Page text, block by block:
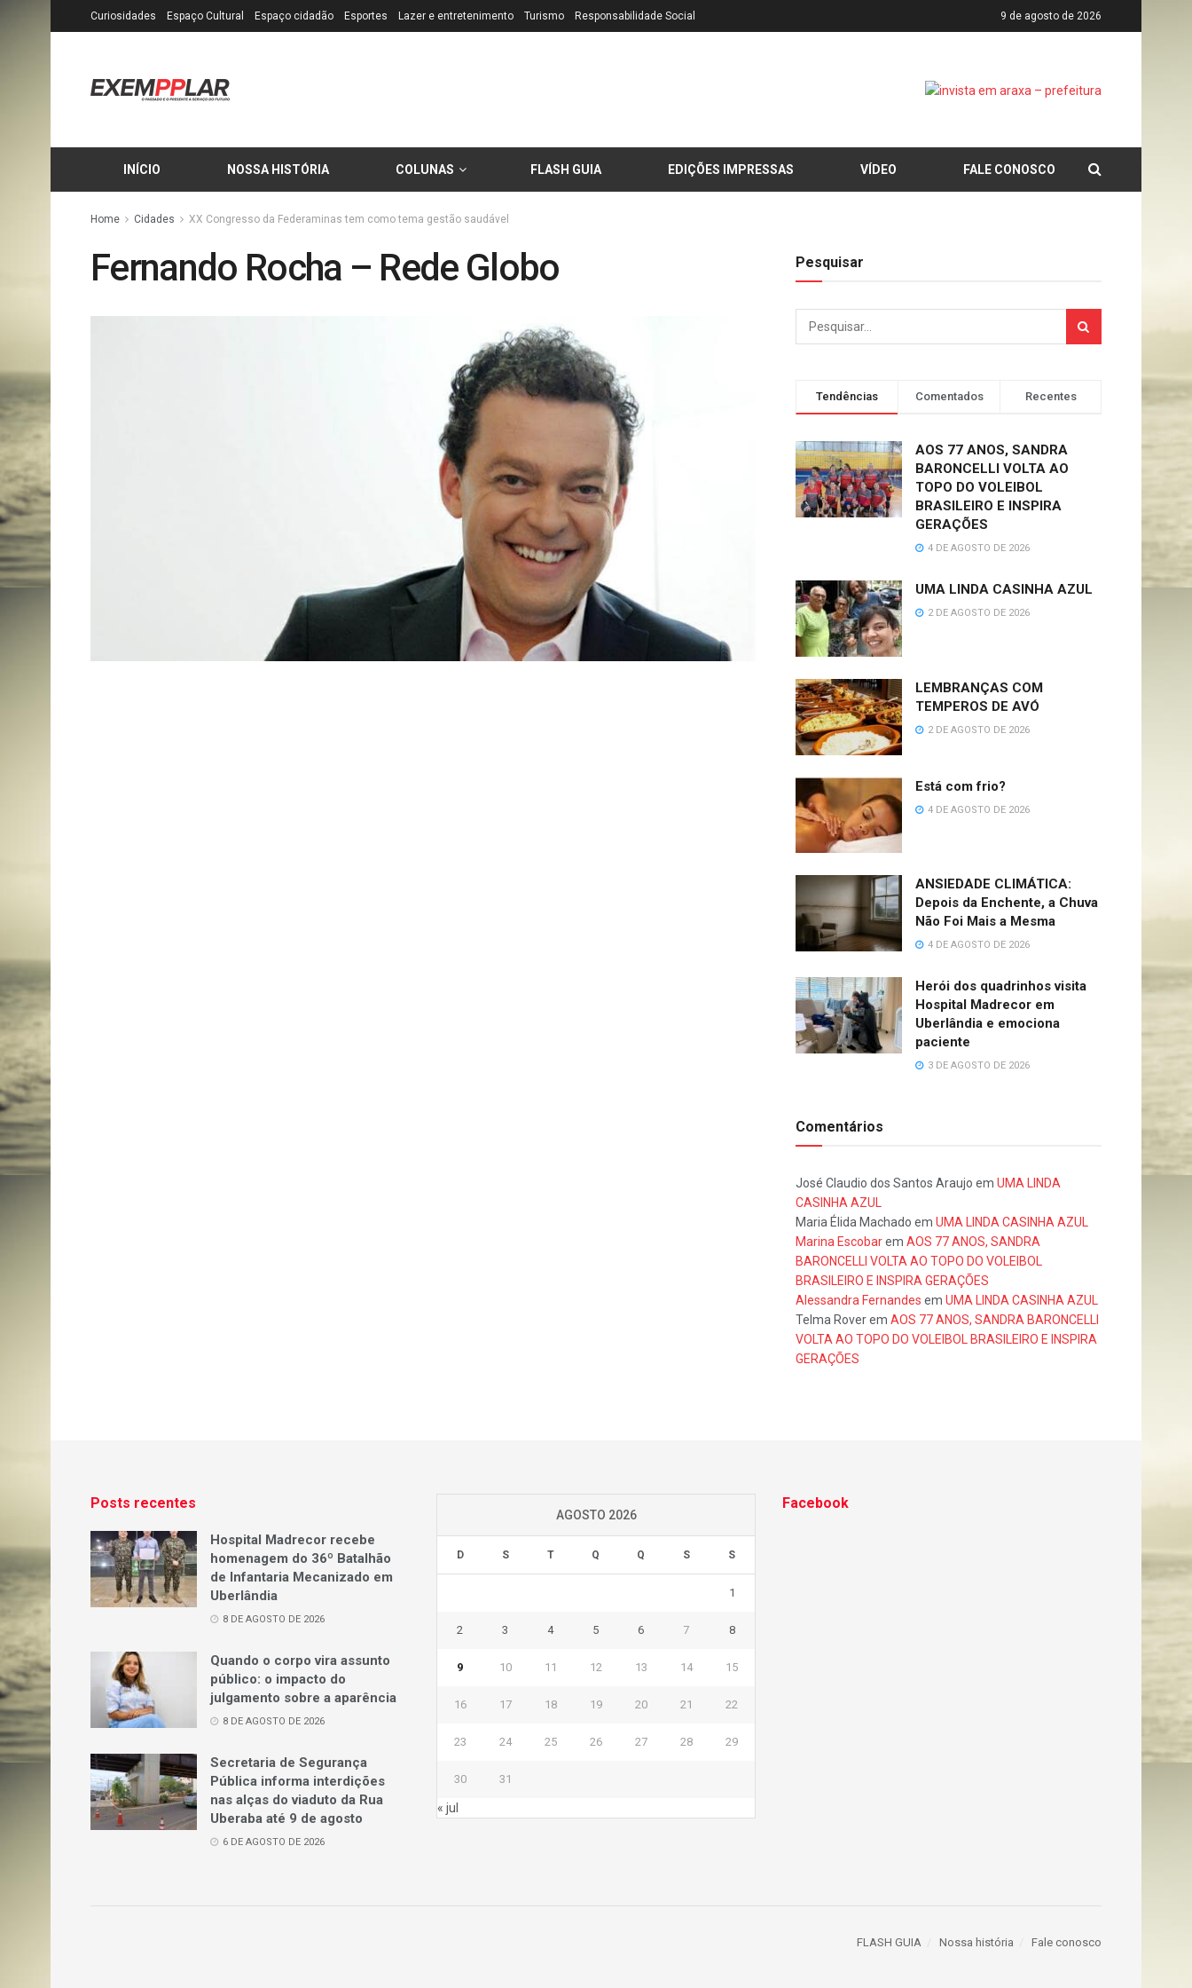
Curiosidades Espaço Cultural Espaço cidadão Esportes Lazer e entretenimento Turismo Responsabilidade Social 9 de agosto de 2026
INÍCIO NOSSA HISTÓRIA COLUNAS FLASH GUIA EDIÇÕES IMPRESSAS VÍDEO FALE CONOSCO
Home Cidades XX Congresso da Federaminas tem como tema gestão saudável
Fernando Rocha – Rede Globo Pesquisar
Tendências Comentados Recentes
AOS 77 ANOS, SANDRA
BARONCELLI VOLTA AO
TOPO DO VOLEIBOL
BRASILEIRO E INSPIRA
GERAÇÕES
4 DE AGOSTO DE 2026
UMA LINDA CASINHA AZUL
2 DE AGOSTO DE 2026
LEMBRANÇAS COM
TEMPEROS DE AVÓ
2 DE AGOSTO DE 2026
Está com frio?
4 DE AGOSTO DE 2026
ANSIEDADE CLIMÁTICA:
Depois da Enchente, a Chuva
Não Foi Mais a Mesma
4 DE AGOSTO DE 2026
Herói dos quadrinhos visita
Hospital Madrecor em
Uberlândia e emociona
paciente
3 DE AGOSTO DE 2026
Comentários
José Claudio dos Santos Araujo em UMA LINDA
CASINHA AZUL
Maria Élida Machado em UMA LINDA CASINHA AZUL
Marina Escobarem AOS 77 ANOS, SANDRA
BARONCELLI VOLTA AO TOPO DO VOLEIBOL
BRASILEIRO E INSPIRA GERAÇÕES
Alessandra Fernandes em UMA LINDA CASINHA AZUL
Telma Roverem AOS 77 ANOS, SANDRA BARONCELLI
VOLTA AO TOPO DO VOLEIBOL BRASILEIRO E INSPIRA
GERAÇÕES
Posts recentes
Hospital Madrecor recebe
homenagem do 36º Batalhão
de Infantaria Mecanizado em
Uberlândia
8 DE AGOSTO DE 2026
Quando o corpo vira assunto
público: o impacto do
julgamento sobre a aparência
8 DE AGOSTO DE 2026
Secretaria de Segurança
Pública informa interdições
nas alças do viaduto da Rua
Uberaba até 9 de agosto
6 DE AGOSTO DE 2026
AGOSTO 2026
D S T Q Q S S
1
2 3 4 5 6 7 8
9 10 11 12 13 14 15
16 17 18 19 20 21 22
23 24 25 26 27 28 29
30 31
« jul
Facebook
FLASH GUIA Nossa história Fale conosco